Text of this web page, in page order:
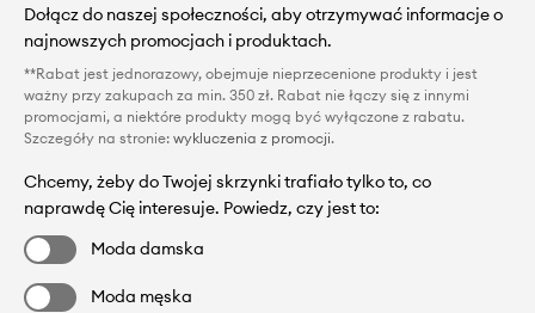
Dołącz do naszej społeczności, aby otrzymywać informacje o
najnowszych promocjach i produktach.
**Rabat jest jednorazowy, obejmuje nieprzecenione produkty i jest
ważny przy zakupach za min. 350 zł. Rabat nie łączy się z innymi
promocjami, a niektóre produkty mogą być wyłączone z rabatu.
Szczegóły na stronie: wykluczenia z promocji.
Chcemy, żeby do Twojej skrzynki trafiało tylko to, co
naprawdę Cię interesuje. Powiedz, czy jest to:
Moda damska
Moda męska